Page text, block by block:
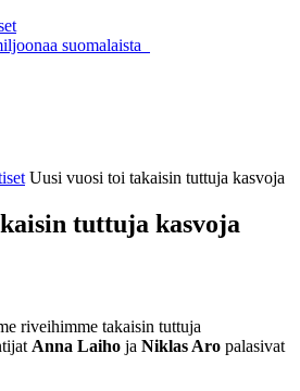
suomalaista
Uusi vuosi toi takaisin tuttuja kasvoja
tuttuja kasvoja
riveihimme takaisin tuttuja
Anna Laiho ja Niklas Aro palasivat